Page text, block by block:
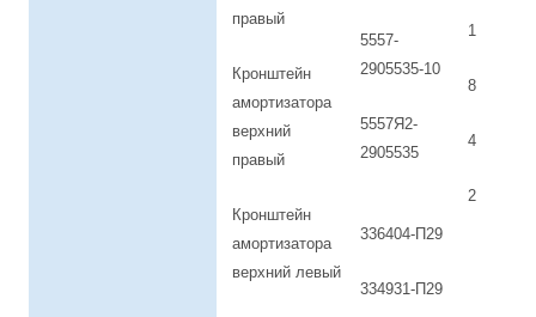
правый
Кронштейн
амортизатора
верхний
правый
Кронштейн
амортизатора
верхний левый
5557-
2905535-10
5557Я2-
2905535
336404-П29
334931-П29
1
8
4
2